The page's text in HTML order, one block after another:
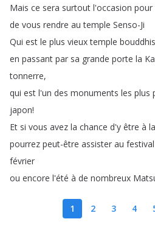
Mais ce sera surtout l'occasion pour
de vous rendre au temple Senso-Ji
Qui est le plus vieux temple
en passant par sa grande porte la
tonnerre,
qui est l'un des monuments les plus
japon!
Et si vous avez la chance d'y être à la
pourrez peut-être assister au festival
février
ou encore l'été à de nombreux
1 2 3 4